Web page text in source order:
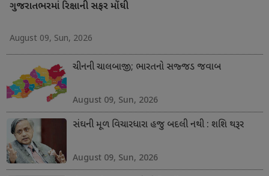
ગુજરાતભરમાં રિક્ષાની સફર મોંઘી
August 09, Sun, 2026
ચીનની ચાલબાજી; ભારતનો સજ્જડ જવાબ
August 09, Sun, 2026
સંઘની મૂળ વિચારધારા હજુ બદલી નથી : શશિ થરૂર
August 09, Sun, 2026